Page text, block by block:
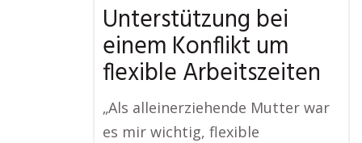
Unterstützung bei
einem Konflikt um
flexible Arbeitszeiten
„Als alleinerziehende Mutter war
es mir wichtig, flexible